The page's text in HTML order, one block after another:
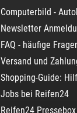
Computerbild -
Newsletter
FAQ - häufige
Versand und
Shopping-Guide:
Jobs bei Reifen24
Reifen24 Pressebox